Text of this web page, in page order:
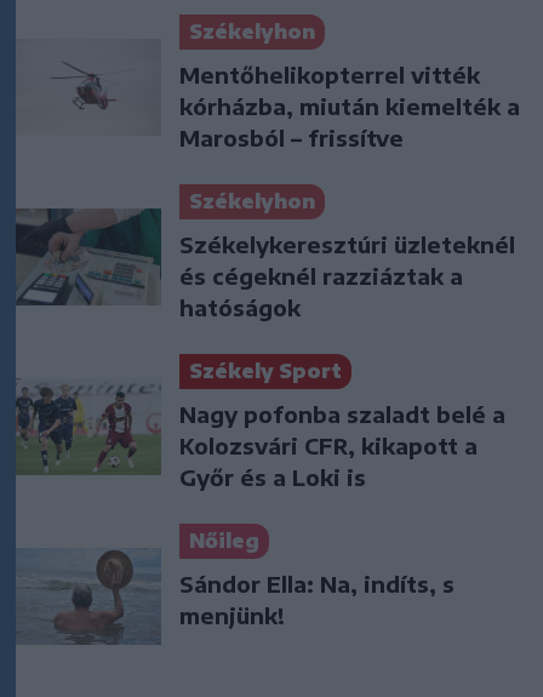
Székelyhon
Mentőhelikopterrel vitték
kórházba, miután kiemelték a
Marosból – frissítve
Székelyhon
Székelykeresztúri üzleteknél
és cégeknél razziáztak a
hatóságok
Székely Sport
Nagy pofonba szaladt belé a
Kolozsvári CFR, kikapott a
Győr és a Loki is
Nőileg
Sándor Ella: Na, indíts, s
menjünk!